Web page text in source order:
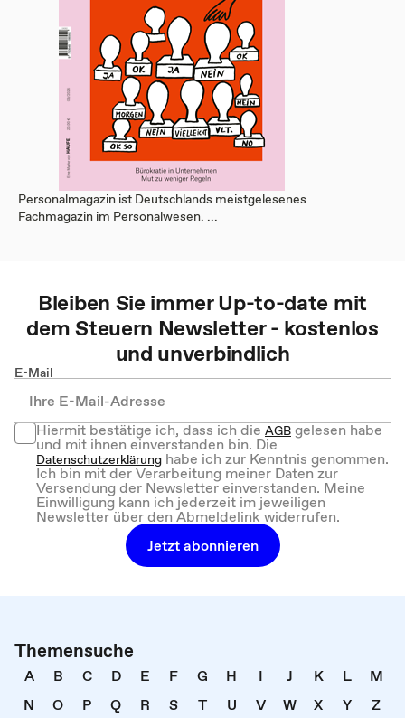
Personalmagazin ist Deutschlands meistgelesenes
Fachmagazin im Personalwesen. ...
Bleiben Sie immer Up-to-date mit
demSteuern Newsletter - kostenlos
und unverbindlich
E-Mail
Hiermit bestätige ich, dass ich dieAGBgelesen habe
und mit ihnen einverstanden bin. Die
Datenschutzerklärung habe ich zur Kenntnis genommen.
Ich bin mit der Verarbeitung meiner Daten zur
Versendung der Newsletter einverstanden. Meine
Einwilligung kann ich jederzeit im jeweiligen
Newsletter über den Abmeldelink widerrufen.
Jetzt abonnieren
Themensuche
A B C D E F G H I J K L
M
N
O P Q R S T U V W X Y
Z